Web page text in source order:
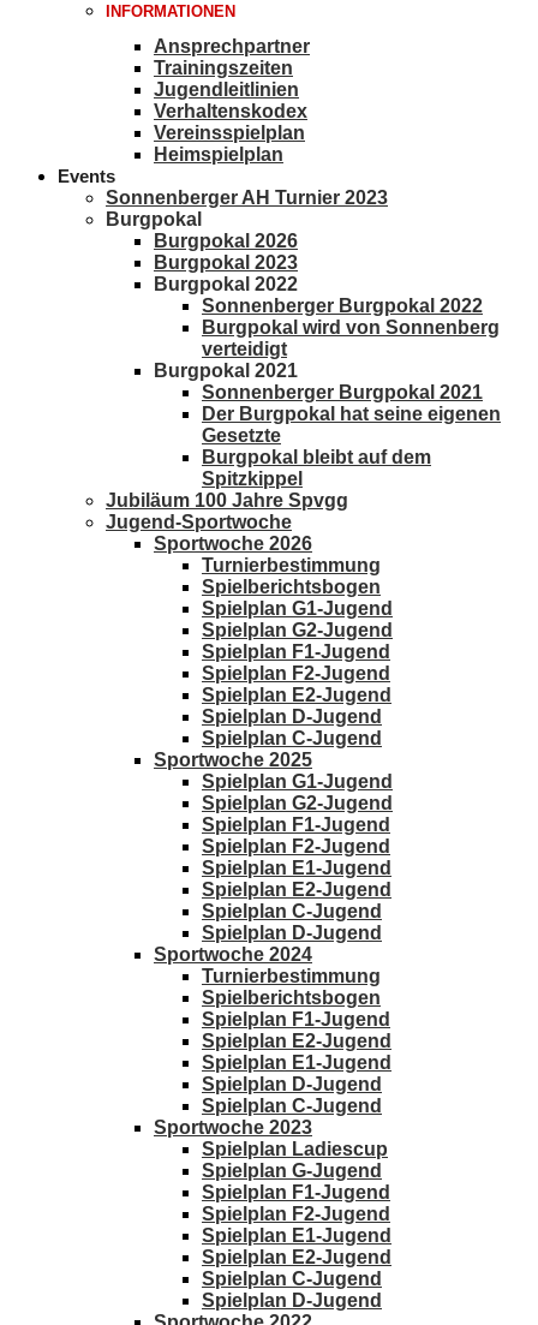
INFORMATIONEN
Ansprechpartner
Trainingszeiten
Jugendleitlinien
Verhaltenskodex
Vereinsspielplan
Heimspielplan
Events
Sonnenberger AH Turnier 2023
Burgpokal
Burgpokal 2026
Burgpokal 2023
Burgpokal 2022
Sonnenberger Burgpokal 2022
Burgpokal wird von Sonnenberg
verteidigt
Burgpokal 2021
Sonnenberger Burgpokal 2021
Der Burgpokal hat seine eigenen
Gesetzte
Burgpokal bleibt auf dem
Spitzkippel
Jubiläum 100 Jahre Spvgg
Jugend-Sportwoche
Sportwoche 2026
Turnierbestimmung
Spielberichtsbogen
Spielplan G1-Jugend
Spielplan G2-Jugend
Spielplan F1-Jugend
Spielplan F2-Jugend
Spielplan E2-Jugend
Spielplan D-Jugend
Spielplan C-Jugend
Sportwoche 2025
Spielplan G1-Jugend
Spielplan G2-Jugend
Spielplan F1-Jugend
Spielplan F2-Jugend
Spielplan E1-Jugend
Spielplan E2-Jugend
Spielplan C-Jugend
Spielplan D-Jugend
Sportwoche 2024
Turnierbestimmung
Spielberichtsbogen
Spielplan F1-Jugend
Spielplan E2-Jugend
Spielplan E1-Jugend
Spielplan D-Jugend
Spielplan C-Jugend
Sportwoche 2023
Spielplan Ladiescup
Spielplan G-Jugend
Spielplan F1-Jugend
Spielplan F2-Jugend
Spielplan E1-Jugend
Spielplan E2-Jugend
Spielplan C-Jugend
Spielplan D-Jugend